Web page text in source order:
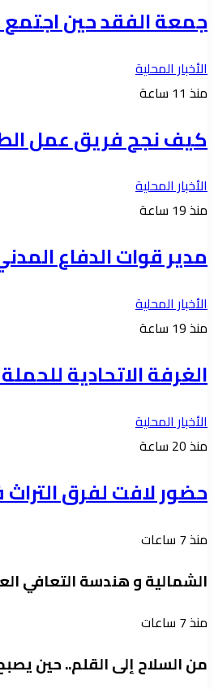
جمعة الفقد حين اجتمع
الأخبار المحلية
منذ 11 ساعة
كيف نجح فريق عمل
الأخبار المحلية
منذ 19 ساعة
مدير قوات الدفاع
الأخبار المحلية
منذ 19 ساعة
الغرفة الاتحادية
الأخبار المحلية
منذ 20 ساعة
حضور لافت لفرق
منذ 7 ساعات
الشمالية و هندسة التعافي
منذ 7 ساعات
من السلاح إلى القلم.. حين